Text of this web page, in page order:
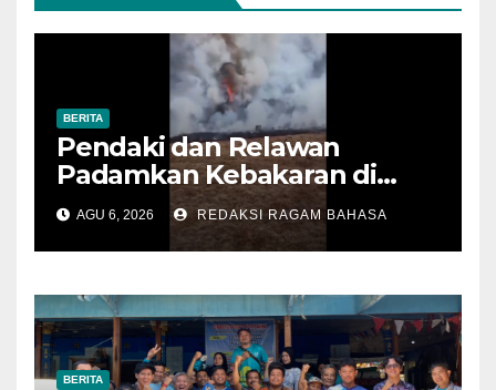
BERITA
Pendaki dan Relawan
Padamkan Kebakaran di
Alun-alun Suryakencana
Sebelum Meluas
AGU 6, 2026 REDAKSI RAGAM BAHASA
BERITA